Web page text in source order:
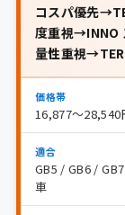
コスパ優先
度重視→INNO
量性重視
価格帯
16,877〜28,540
適合
GB5 / GB6 /
車